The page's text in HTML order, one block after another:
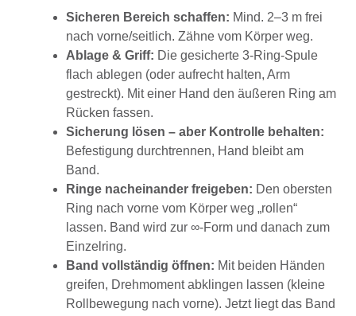
Sicheren Bereich schaffen: Mind. 2–3 m frei
nach vorne/seitlich. Zähne vom Körper weg.
Ablage & Griff: Die gesicherte 3-Ring-Spule
flach ablegen (oder aufrecht halten, Arm
gestreckt). Mit einer Hand den äußeren Ring am
Rücken fassen.
Sicherung lösen – aber Kontrolle behalten:
Befestigung durchtrennen, Hand bleibt am
Band.
Ringe nacheinander freigeben: Den obersten
Ring nach vorne vom Körper weg „rollen“
lassen. Band wird zur ∞-Form und danach zum
Einzelring.
Band vollständig öffnen: Mit beiden Händen
greifen, Drehmoment abklingen lassen (kleine
Rollbewegung nach vorne). Jetzt liegt das Band